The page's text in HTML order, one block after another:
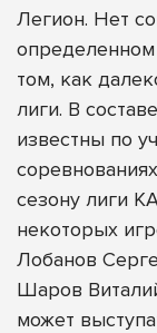
Легион. Нет
том, как
лиги. В
известны по
сезону лиги
некоторых
Лобанов
Шаров
может